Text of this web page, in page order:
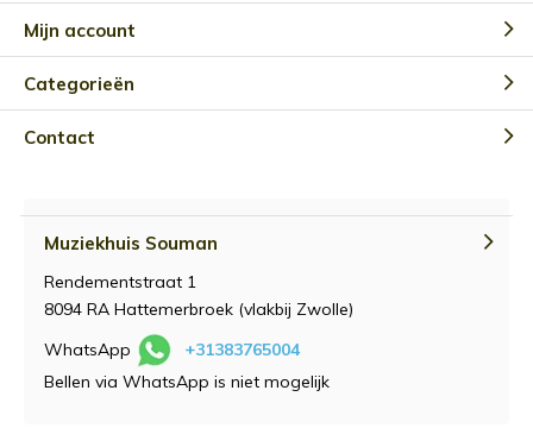
Mijn account
Categorieën
Contact
Muziekhuis Souman
Rendementstraat 1
8094 RA Hattemerbroek (vlakbij Zwolle)
WhatsApp
+31383765004
Bellen via WhatsApp is niet mogelijk